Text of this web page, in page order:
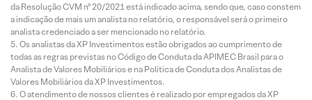
da Resolução CVM nº 20/2021 está indicado acima, sendo que, caso constem
a indicação de mais um analista no relatório, o responsável será o primeiro
analista credenciado a ser mencionado no relatório.
Os analistas da XP Investimentos estão obrigados ao cumprimento de
todas as regras previstas no Código de Conduta da APIMEC Brasil para o
Analista de Valores Mobiliários e na Política de Conduta dos Analistas de
Valores Mobiliários da XP Investimentos.
O atendimento de nossos clientes é realizado por empregados da XP